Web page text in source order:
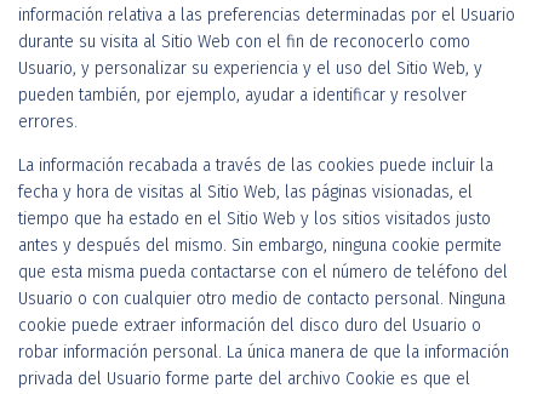
información relativa a las preferencias determinadas por el Usuario
durante su visita al Sitio Web con el fin de reconocerlo como
Usuario, y personalizar su experiencia y el uso del Sitio Web, y
pueden también, por ejemplo, ayudar a identificar y resolver
errores.
La información recabada a través de las cookies puede incluir la
fecha y hora de visitas al Sitio Web, las páginas visionadas, el
tiempo que ha estado en el Sitio Web y los sitios visitados justo
antes y después del mismo. Sin embargo, ninguna cookie permite
que esta misma pueda contactarse con el número de teléfono del
Usuario o con cualquier otro medio de contacto personal. Ninguna
cookie puede extraer información del disco duro del Usuario o
robar información personal. La única manera de que la información
privada del Usuario forme parte del archivo Cookie es que el